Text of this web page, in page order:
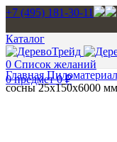
+7 (495) 181-30-11
Каталог
0 Список желаний
0предмет 0₽
Главная
сосны 25x150x6000